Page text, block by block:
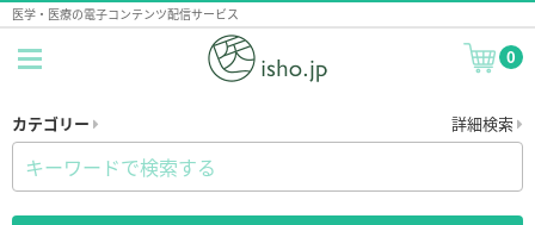
医学・医療の電子コンテンツ配信サービス
0
カテゴリー 詳細検索